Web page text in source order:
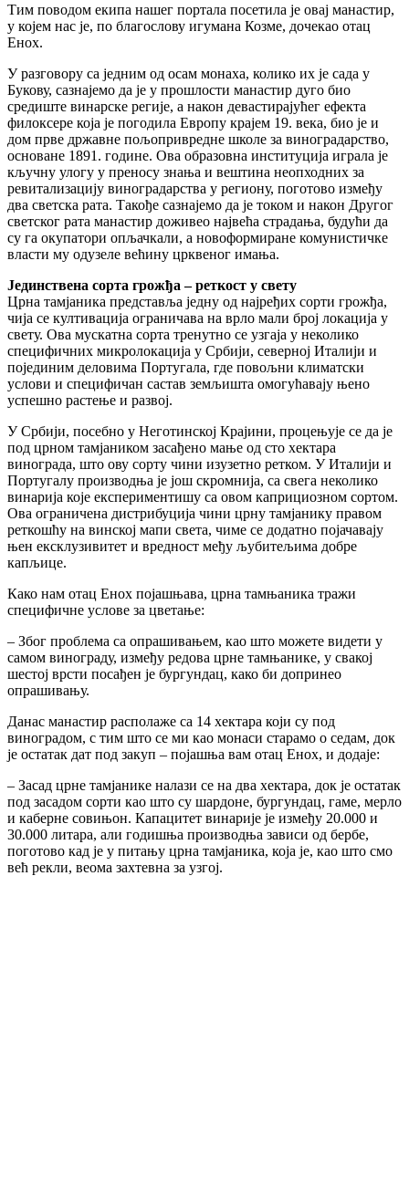
Тим поводом екипа нашег портала посетила је овај манастир,
у којем нас је, по благослову игумана Козме, дочекао отац
Енох.
У разговору са једним од осам монаха, колико их је сада у
Букову, сазнајемо да је у прошлости манастир дуго био
средиште винарске регије, а након девастирајућег ефекта
филоксере која је погодила Европу крајем 19. века, био је и
дом прве државне пољопривредне школе за виноградарство,
основане 1891. године. Ова образовна институција играла је
кључну улогу у преносу знања и вештина неопходних за
ревитализацију виноградарства у региону, поготово између
два светска рата. Такође сазнајемо да је током и након Другог
светског рата манастир доживео највећа страдања, будући да
су га окупатори опљачкали, а новоформиране комунистичке
власти му одузеле већину црквеног имања.
Јединствена сорта грожђа – реткост у свету
Црна тамјаника представља једну од најређих сорти грожђа,
чија се култивација ограничава на врло мали број локација у
свету. Ова мускатна сорта тренутно се узгаја у неколико
специфичних микролокација у Србији, северној Италији и
појединим деловима Португала, где повољни климатски
услови и специфичан састав земљишта омогућавају њено
успешно растење и развој.
У Србији, посебно у Неготинској Крајини, процењује се да је
под црном тамјаником засађено мање од сто хектара
винограда, што ову сорту чини изузетно ретком. У Италији и
Португалу производња је још скромнија, са свега неколико
винарија које експериментишу са овом каприциозном сортом.
Ова ограничена дистрибуција чини црну тамјанику правом
реткошћу на винској мапи света, чиме се додатно појачавају
њен ексклузивитет и вредност међу љубитељима добре
капљице.
Како нам отац Енох појашњава, црна тамњаника тражи
специфичне услове за цветање:
– Због проблема са опрашивањем, као што можете видети у
самом винограду, између редова црне тамњанике, у свакој
шестој врсти посађен је бургундац, како би допринео
опрашивању.
Данас манастир располаже са 14 хектара који су под
виноградом, с тим што се ми као монаси старамо о седам, док
је остатак дат под закуп – појашња вам отац Енох, и додаје:
– Засад црне тамјанике налази се на два хектара, док је остатак
под засадом сорти као што су шардоне, бургундац, гаме, мерло
и каберне совињон. Капацитет винарије је између 20.000 и
30.000 литара, али годишња производња зависи од бербе,
поготово кад је у питању црна тамјаника, која је, као што смо
већ рекли, веома захтевна за узгој.